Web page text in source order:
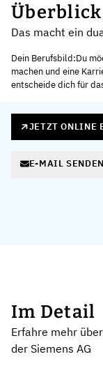
Überblick
Das macht ein
Dein Berufsbild:Du
machen und eine
entscheide dich für
JETZT ONLINE
E-MAIL SENDEN
Im Detail
Erfahre mehr
der Siemens AG